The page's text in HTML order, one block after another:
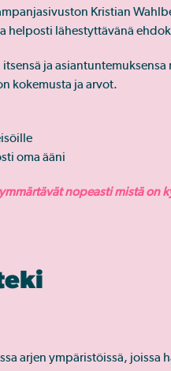
Kristian
helposti lähestyttävänä
ja asiantuntemuksensa
kokemusta ja arvot.
oma ääni
nopeasti mistä on
arjen ympäristöissä, joissa